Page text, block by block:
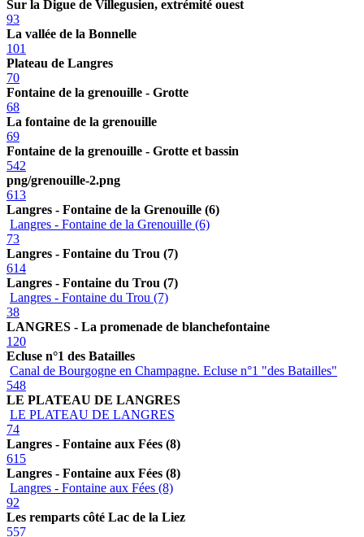
Sur la Digue de Villegusien, extrémité ouest
93
La vallée de la Bonnelle
101
Plateau de Langres
70
Fontaine de la grenouille - Grotte
68
La fontaine de la grenouille
69
Fontaine de la grenouille - Grotte et bassin
542
png/grenouille-2.png
613
Langres - Fontaine de la Grenouille (6)
Langres - Fontaine de la Grenouille (6)
73
Langres - Fontaine du Trou (7)
614
Langres - Fontaine du Trou (7)
Langres - Fontaine du Trou (7)
38
LANGRES - La promenade de blanchefontaine
120
Ecluse n°1 des Batailles
Canal de Bourgogne en Champagne. Ecluse n°1 "des Batailles"
548
LE PLATEAU DE LANGRES
LE PLATEAU DE LANGRES
74
Langres - Fontaine aux Fées (8)
615
Langres - Fontaine aux Fées (8)
Langres - Fontaine aux Fées (8)
92
Les remparts côté Lac de la Liez
557